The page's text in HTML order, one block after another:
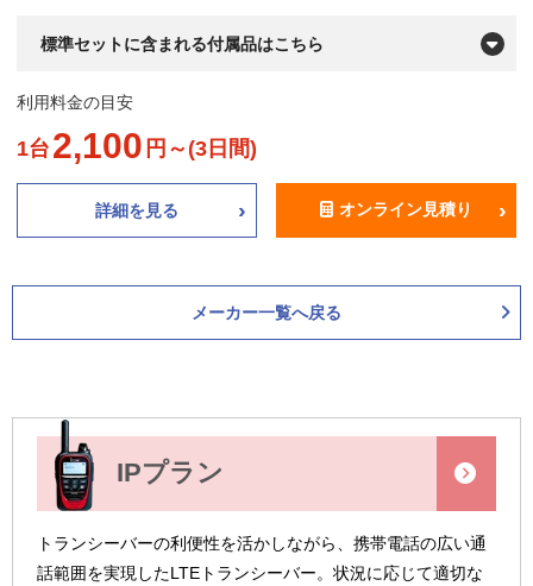
標準セットに含まれる付属品はこちら
利用料金の目安
1台 2,100 円～(3日間)
詳細を見る オンライン見積り
メーカー一覧へ戻る
IPプラン
トランシーバーの利便性を活かしながら、携帯電話の広い通
話範囲を実現したLTEトランシーバー。状況に応じて適切な